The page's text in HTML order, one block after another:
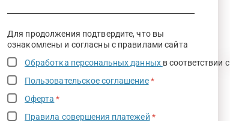
Для продолжения подтвердите, что вы
ознакомлены и согласны с правилами сайта
Обработка персональных данных в соответствии с
Пользовательское соглашение *
Оферта *
Правила совершения платежей *